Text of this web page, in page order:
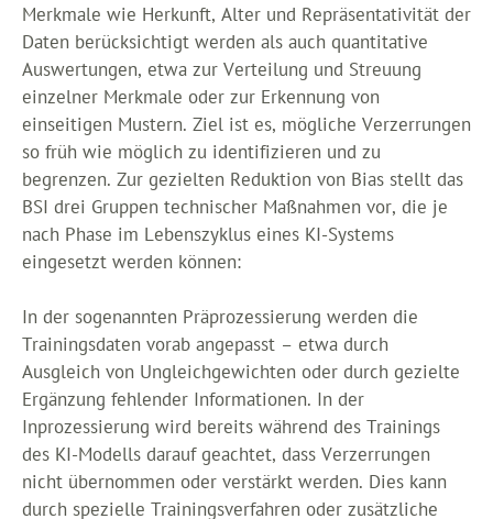
Merkmale wie Herkunft, Alter und Repräsentativität der
Daten berücksichtigt werden als auch quantitative
Auswertungen, etwa zur Verteilung und Streuung
einzelner Merkmale oder zur Erkennung von
einseitigen Mustern. Ziel ist es, mögliche Verzerrungen
so früh wie möglich zu identifizieren und zu
begrenzen. Zur gezielten Reduktion von Bias stellt das
BSI drei Gruppen technischer Maßnahmen vor, die je
nach Phase im Lebenszyklus eines KI-Systems
eingesetzt werden können:
In der sogenannten Präprozessierung werden die
Trainingsdaten vorab angepasst – etwa durch
Ausgleich von Ungleichgewichten oder durch gezielte
Ergänzung fehlender Informationen. In der
Inprozessierung wird bereits während des Trainings
des KI-Modells darauf geachtet, dass Verzerrungen
nicht übernommen oder verstärkt werden. Dies kann
durch spezielle Trainingsverfahren oder zusätzliche